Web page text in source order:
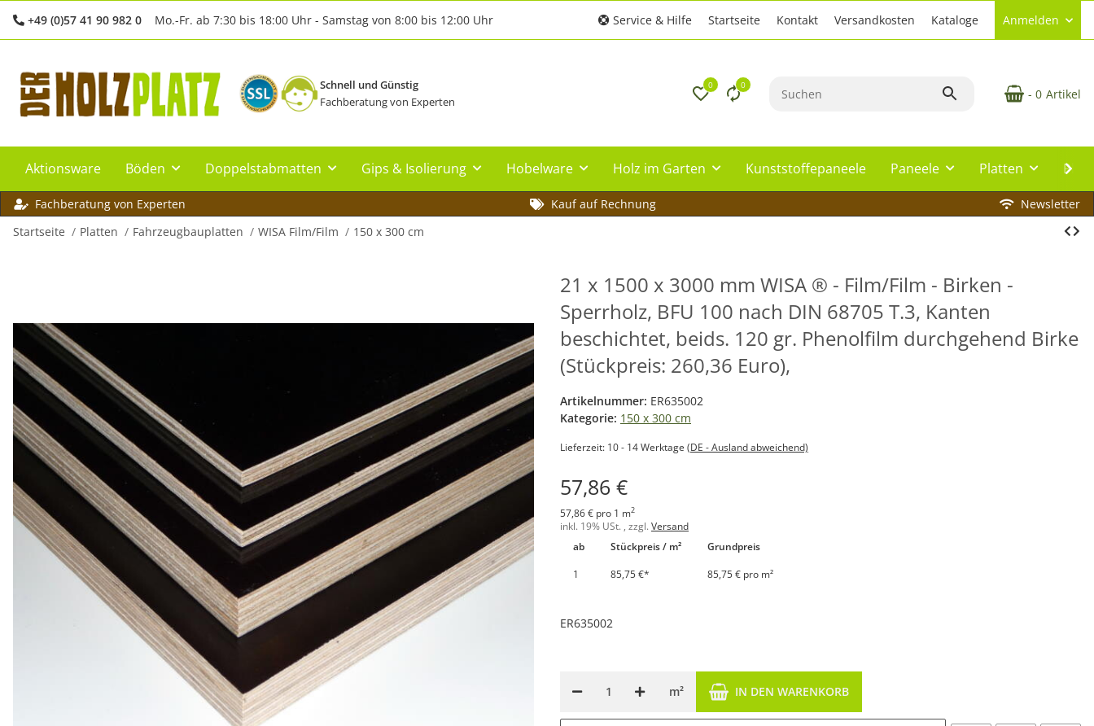
+49 (0)57 41 90 982 0 Mo.-Fr. ab 7:30 bis 18:00 Uhr - Samstag von 8:00 bis 12:00 Uhr Service & Hilfe Startseite Kontakt Versandkosten Kataloge Anmelden
Schnell und Günstig
Fachberatung von Experten
0 0
- 0 Artikel
Aktionsware Böden Doppelstabmatten Gips & Isolierung Hobelware Holz im Garten Kunststoffepaneele Paneele Platten
Fachberatung von Experten Kauf auf Rechnung
Newsletter
Startseite
Platten Fahrzeugbauplatten WISA Film/Film 150 x 300 cm
21 x 1500 x 3000 mm WISA ® - Film/Film - Birken -
Sperrholz, BFU 100 nach DIN 68705 T.3, Kanten
beschichtet, beids. 120 gr. Phenolfilm durchgehend Birke
(Stückpreis: 260,36 Euro),
Artikelnummer: ER635002
Kategorie: 150 x 300 cm
Lieferzeit: 10 - 14 Werktage (DE - Ausland abweichend)
57,86 €
57,86 € pro 1 m2
inkl. 19% USt. , zzgl. Versand
ab
Stückpreis / m²
Grundpreis
1
85,75 €* 85,75 € pro m²
ER635002
m² IN DEN WARENKORB